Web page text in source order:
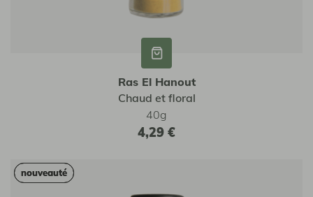
Ras El Hanout
Chaud et floral
40g
4,29 €
nouveauté
nouveauté